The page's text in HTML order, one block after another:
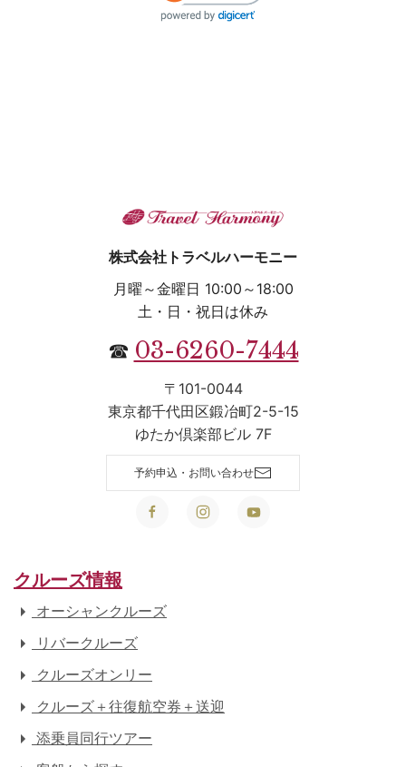
株式会社トラベルハーモニー
月曜～金曜日 10:00～18:00
土・日・祝日は休み
☎ 03-6260-7444
〒101-0044
東京都千代田区鍛冶町2-5-15
ゆたか倶楽部ビル 7F
予約申込・お問い合わせ
クルーズ情報
オーシャンクルーズ
リバークルーズ
クルーズオンリー
クルーズ＋往復航空券＋送迎
添乗員同行ツアー